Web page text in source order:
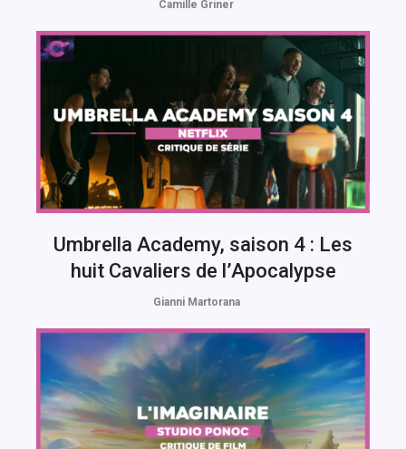
Camille Griner
Umbrella Academy, saison 4 : Les
huit Cavaliers de l’Apocalypse
Gianni Martorana